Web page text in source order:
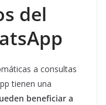
del
a consultas
tienen una
beneficiar a